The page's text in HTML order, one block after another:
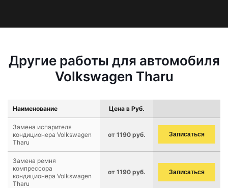
Другие работы для автомобиля
Volkswagen Tharu
Наименование Цена в Руб.
Замена испарителя
кондиционера Volkswagen
Tharu
от 1190 руб. Записаться
Замена ремня
компрессора
кондиционера Volkswagen
Tharu
от 1190 руб. Записаться